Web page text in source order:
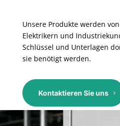
Unsere Produkte werden
Elektrikern und
Schlüssel und Unterlagen
sie benötigt werden.
Kontaktieren Sie uns